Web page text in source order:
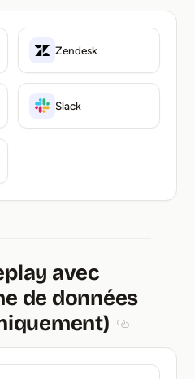
Zendesk
Slack
avec
de données